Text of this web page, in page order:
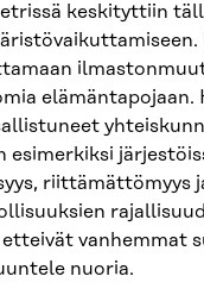
keskityttiin
elämäntapojaan.
esimerkiksi
riittämättömyys
etteivät vanhemmat
nuoria.